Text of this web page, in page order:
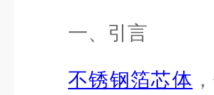
一、引言
不锈钢箔芯体